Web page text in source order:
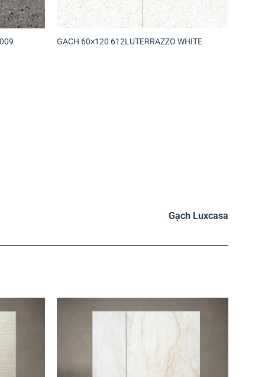
GẠCH 60×120 612LUTERRAZZO WHITE
Gạch Luxcasa